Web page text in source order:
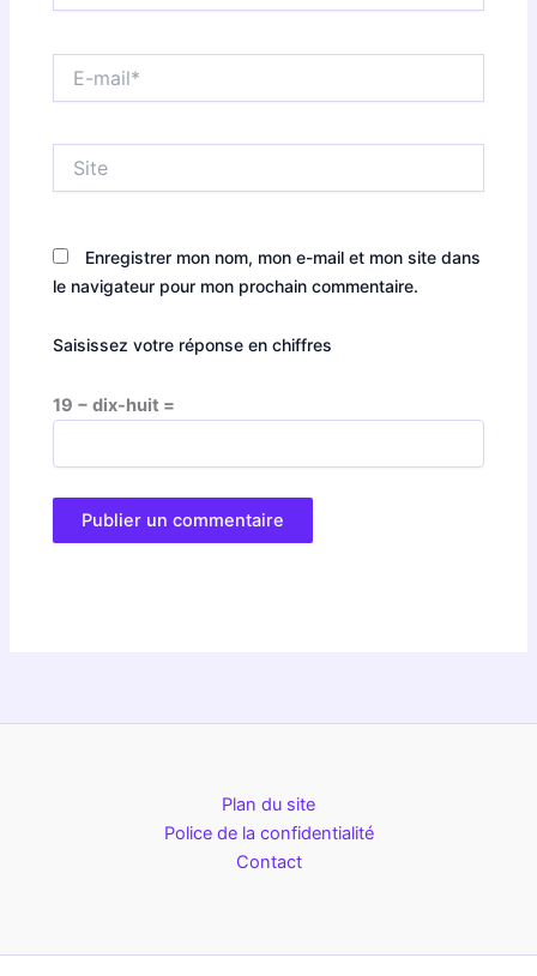
mail*
Enregistrer mon nom, mon e-mail et mon site dans
le navigateur pour mon prochain commentaire.
Saisissez votre réponse en chiffres
19 − dix-huit =
Plan du site
Police de la confidentialité
Contact